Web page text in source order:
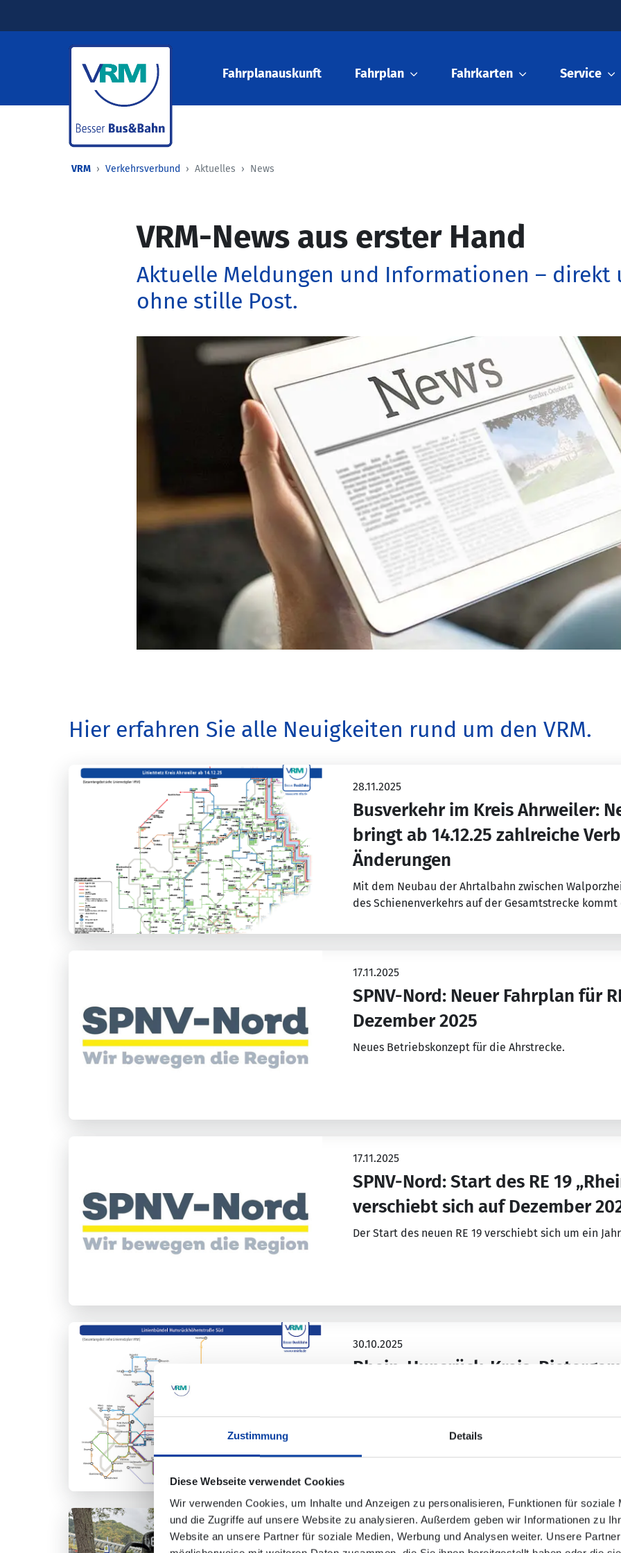
Zustimmung Details
Diese Webseite verwendet Cookies
Wir verwenden Cookies, um Inhalte und Anzeigen zu personalisieren, Funktionen für soziale
und die Zugriffe auf unsere Website zu analysieren. Außerdem geben wir Informationen zu
Website an unsere Partner für soziale Medien, Werbung und Analysen weiter. Unsere
Fahrplanauskunft Fahrplan Fahrkarten Service
VRM Verkehrsverbund Aktuelles News
VRM-News aus erster Hand
Aktuelle Meldungen und Informationen – direkt
ohne stille Post.
Hier erfahren Sie alle Neuigkeiten rund um den VRM.
28.11.2025
Busverkehr im Kreis Ahrweiler:
bringt ab 14.12.25 zahlreiche
Änderungen
Mit dem Neubau der Ahrtalbahn zwischen
des Schienenverkehrs auf der Gesamtstrecke kommt
17.11.2025
SPNV-Nord: Neuer Fahrplan für
Dezember 2025
Neues Betriebskonzept für die Ahrstrecke.
17.11.2025
SPNV-Nord: Start des RE 19
verschiebt sich auf Dezember
Der Start des neuen RE 19 verschiebt sich um ein
30.10.2025
Rhein-Hunsrück-Kreis:
Ausschreibung des
In Zusammenarbeit zwischen dem Rhein-Hunsrück-
Schienenpersonennahverkehr Rheinland-Pfalz Nord
30.10.2025